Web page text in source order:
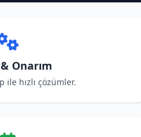
Onarım
ile hızlı çözümler.